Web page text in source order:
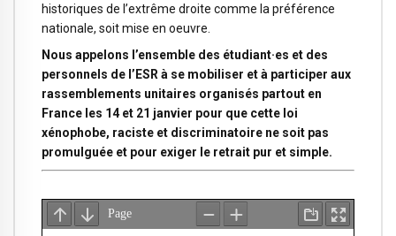
historiques de l’extrême droite comme la préférence
nationale, soit mise en oeuvre.
Nous appelons l’ensemble des étudiant·es et des
personnels de l’ESR à se mobiliser et à participer aux
rassemblements unitaires organisés partout en
France les 14 et 21 janvier pour que cette loi
xénophobe, raciste et discriminatoire ne soit pas
promulguée et pour exiger le retrait pur et simple.